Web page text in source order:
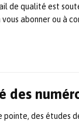
de qualité est
abonner ou à
des
des études
levier
leurs